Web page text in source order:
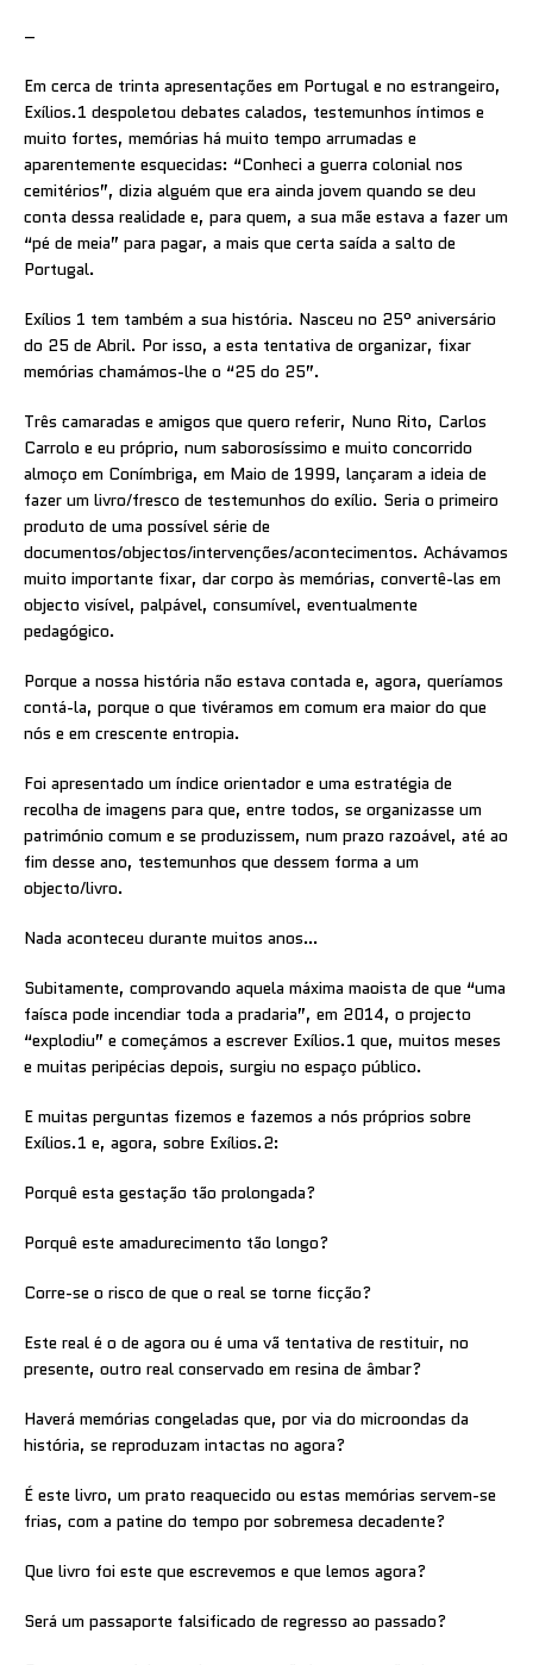
–
Em cerca de trinta apresentações em Portugal e no estrangeiro,
Exílios.1 despoletou debates calados, testemunhos íntimos e
muito fortes, memórias há muito tempo arrumadas e
aparentemente esquecidas: “Conheci a guerra colonial nos
cemitérios”, dizia alguém que era ainda jovem quando se deu
conta dessa realidade e, para quem, a sua mãe estava a fazer um
“pé de meia” para pagar, a mais que certa saída a salto de
Portugal.
Exílios 1 tem também a sua história. Nasceu no 25° aniversário
do 25 de Abril. Por isso, a esta tentativa de organizar, fixar
memórias chamámos-lhe o “25 do 25”.
Três camaradas e amigos que quero referir, Nuno Rito, Carlos
Carrolo e eu próprio, num saborosíssimo e muito concorrido
almoço em Conímbriga, em Maio de 1999, lançaram a ideia de
fazer um livro/fresco de testemunhos do exílio. Seria o primeiro
produto de uma possível série de
documentos/objectos/intervenções/acontecimentos. Achávamos
muito importante fixar, dar corpo às memórias, convertê-las em
objecto visível, palpável, consumível, eventualmente
pedagógico.
Porque a nossa história não estava contada e, agora, queríamos
contá-la, porque o que tivéramos em comum era maior do que
nós e em crescente entropia.
Foi apresentado um índice orientador e uma estratégia de
recolha de imagens para que, entre todos, se organizasse um
património comum e se produzissem, num prazo razoável, até ao
fim desse ano, testemunhos que dessem forma a um
objecto/livro.
Nada aconteceu durante muitos anos…
Subitamente, comprovando aquela máxima maoista de que “uma
faísca pode incendiar toda a pradaria”, em 2014, o projecto
“explodiu” e começámos a escrever Exílios.1 que, muitos meses
e muitas peripécias depois, surgiu no espaço público.
E muitas perguntas fizemos e fazemos a nós próprios sobre
Exílios.1 e, agora, sobre Exílios.2:
Porquê esta gestação tão prolongada?
Porquê este amadurecimento tão longo?
Corre-se o risco de que o real se torne ficção?
Este real é o de agora ou é uma vã tentativa de restituir, no
presente, outro real conservado em resina de âmbar?
Haverá memórias congeladas que, por via do microondas da
história, se reproduzam intactas no agora?
É este livro, um prato reaquecido ou estas memórias servem-se
frias, com a patine do tempo por sobremesa decadente?
Que livro foi este que escrevemos e que lemos agora?
Será um passaporte falsificado de regresso ao passado?